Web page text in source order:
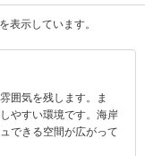
表示しています。
囲気を残します。ま
やすい環境です。海岸
できる空間が広がって